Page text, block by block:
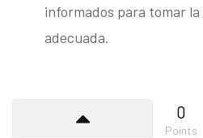
informados para tomar la
adecuada.
0
Points